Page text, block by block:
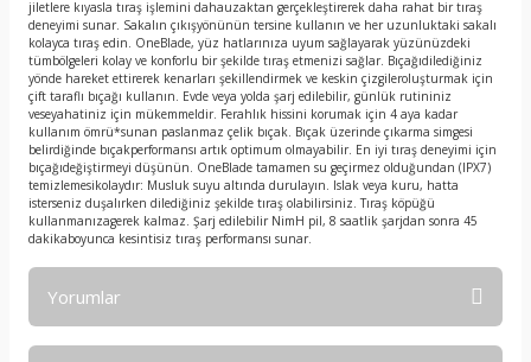
jiletlere kıyasla tıraş işlemini dahauzaktan gerçekleştirerek daha rahat bir tıraş
deneyimi sunar. Sakalın çıkışyönünün tersine kullanın ve her uzunluktaki sakalı
kolayca tıraş edin. OneBlade, yüz hatlarınıza uyum sağlayarak yüzünüzdeki
tümbölgeleri kolay ve konforlu bir şekilde tıraş etmenizi sağlar. Bıçağıdilediğiniz
yönde hareket ettirerek kenarları şekillendirmek ve keskin çizgileroluşturmak için
çift taraflı bıçağı kullanın. Evde veya yolda şarj edilebilir, günlük rutininiz
veseyahatiniz için mükemmeldir. Ferahlık hissini korumak için 4 aya kadar
kullanım ömrü*sunan paslanmaz çelik bıçak. Bıçak üzerinde çıkarma simgesi
belirdiğinde bıçakperformansı artık optimum olmayabilir. En iyi tıraş deneyimi için
bıçağıdeğiştirmeyi düşünün. OneBlade tamamen su geçirmez olduğundan (IPX7)
temizlemesikolaydır: Musluk suyu altında durulayın. Islak veya kuru, hatta
isterseniz duşalırken dilediğiniz şekilde tıraş olabilirsiniz. Tıraş köpüğü
kullanmanızagerek kalmaz. Şarj edilebilir NimH pil, 8 saatlik şarjdan sonra 45
dakikaboyunca kesintisiz tıraş performansı sunar.
Yorumlar